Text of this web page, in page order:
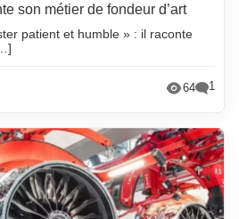
son métier de fondeur d’art
patient et humble » : il raconte
64 1